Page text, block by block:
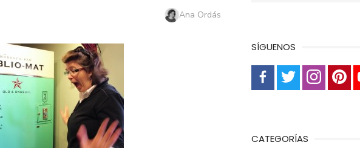
Autor
Ana Ordás
SÍGUENOS
CATEGORÍAS